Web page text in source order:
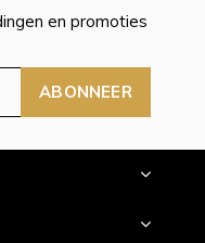
en promoties
ABONNEER